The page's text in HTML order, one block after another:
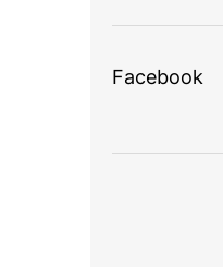
Facebook